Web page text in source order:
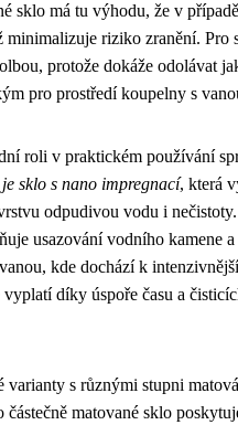
sklo má tu výhodu, že v
minimalizuje riziko zranění. Pro
protože dokáže odolávat
pro prostředí koupelny s
roli v praktickém používání
sklo s nano impregnací, která
odpudivou vodu i
usazování vodního kamene
kde dochází k
díky úspoře času a
varianty s různými stupni
matované sklo